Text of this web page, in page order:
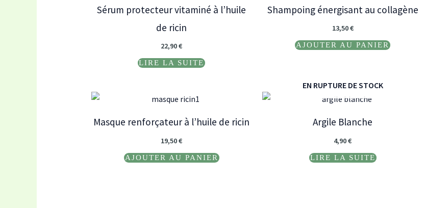
Sérum protecteur vitaminé à l’huile
de ricin
22,90€
LIRE LA SUITE
Shampoing énergisant au collagène
13,50€
AJOUTER AU PANIER
Masque renforçateur à l’huile de ricin
19,50€
AJOUTER AU PANIER
EN RUPTURE DE STOCK
Argile Blanche
4,90€
LIRE LA SUITE